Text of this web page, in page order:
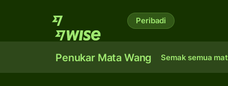
Peribadi
Penukar Mata Wang Semak semua